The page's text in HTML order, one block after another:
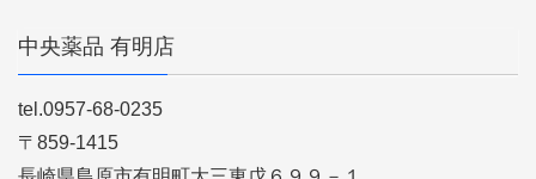
中央薬品 有明店
tel.0957-68-0235
〒859-1415